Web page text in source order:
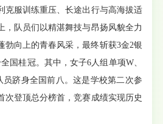
克服训练重压、长途出行与高海拔适
，队员们以精湛舞技与昂扬风貌全力
勃向上的青春风采，最终斩获3金2银
国桂冠。其中，女子6人组单项W、
跻身全国前八。这是学校第二次参
次登顶总分榜首，竞赛成绩实现历史